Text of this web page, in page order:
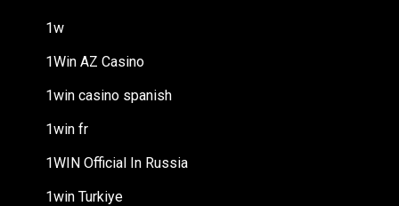
1w
1Win AZ Casino
1win casino spanish
1win fr
1WIN Official In Russia
1win Turkiye